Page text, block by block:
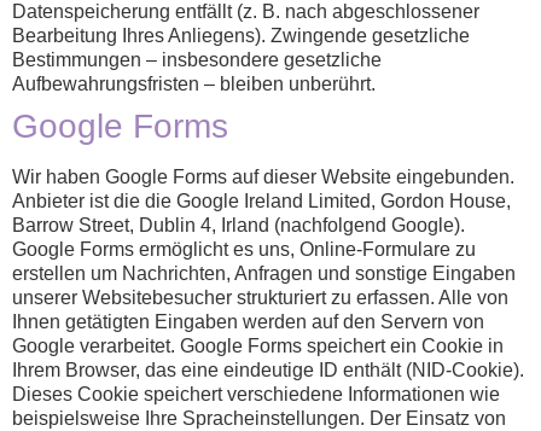
Datenspeicherung entfällt (z. B. nach abgeschlossener
Bearbeitung Ihres Anliegens). Zwingende gesetzliche
Bestimmungen – insbesondere gesetzliche
Aufbewahrungsfristen – bleiben unberührt.
Google Forms
Wir haben Google Forms auf dieser Website eingebunden.
Anbieter ist die die Google Ireland Limited, Gordon House,
Barrow Street, Dublin 4, Irland (nachfolgend Google).
Google Forms ermöglicht es uns, Online-Formulare zu
erstellen um Nachrichten, Anfragen und sonstige Eingaben
unserer Websitebesucher strukturiert zu erfassen. Alle von
Ihnen getätigten Eingaben werden auf den Servern von
Google verarbeitet. Google Forms speichert ein Cookie in
Ihrem Browser, das eine eindeutige ID enthält (NID-Cookie).
Dieses Cookie speichert verschiedene Informationen wie
beispielsweise Ihre Spracheinstellungen. Der Einsatz von